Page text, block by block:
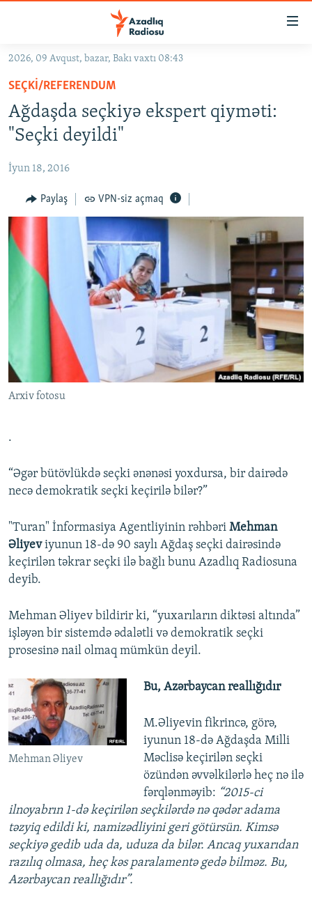
Əsas
qayıt
Əsas
naviqasiyaya
qayıt
Axtarışa
keç
GÜNDƏM
#İZAHLA
KORRUPSIOMETR
#ƏSLINDƏ
FƏRQƏ BAX
QANUNI DOĞRU
ARAŞDIRMA
MULTIMEDIA
VIDEO
FOTOQALEREYA
İNFOQRAFIKA
KARIKATURA
RADIO ARXIV
OXU ZALI
AZƏRBAYCAN ƏDƏBIYYATI KITABXANASI
İSLAM VƏ DEMOKRATIYA
İZ - MƏDƏNIYYƏT PROQRAMI
HAQQIMIZDA
MISSIYAMIZ
PEŞƏ ETIKASI VƏ JURNALISTIKA STANDARTLARIMIZ
MATERIALLARIMIZDAN ISTIFADƏ
AZADLIQRADIOSU MOBIL TELEFONUNUZDA
RFE/RL-in bütün saytları
2026, 09 Avqust, bazar, Bakı vaxtı 08:43
SEÇKI/REFERENDUM
Ağdaşda seçkiyə ekspert qiyməti:
"Seçki deyildi"
İyun 18, 2016
Paylaş VPN-siz açmaq
Arxiv fotosu
.
“Əgər bütövlükdə seçki ənənəsi yoxdursa, bir dairədə
necə demokratik seçki keçirilə bilər?”
"Turan" İnformasiya Agentliyinin rəhbəri Mehman
Əliyeviyunun 18-də 90 saylı Ağdaş seçki dairəsində
keçirilən təkrar seçki ilə bağlı bunu Azadlıq Radiosuna
deyib.
Mehman Əliyev bildirir ki, “yuxarıların diktəsi altında”
işləyən bir sistemdə ədalətli və demokratik seçki
prosesinə nail olmaq mümkün deyil.​
Mehman Əliyev
Bu, Azərbaycan reallığıdır
M.Əliyevin fikrincə, görə,
iyunun 18-də Ağdaşda Milli
Məclisə keçirilən seçki
özündən əvvəlkilərlə heç nə ilə
fərqlənməyib: “2015-ci
ilnoyabrın 1-də keçirilən seçkilərdə nə qədər adama
təzyiq edildi ki, namizədliyini geri götürsün. Kimsə
seçkiyə gedib uda da, uduza da bilər. Ancaq yuxarıdan
razılıq olmasa, heç kəs paralamentə gedə bilməz. Bu,
Azərbaycan reallığıdır”.